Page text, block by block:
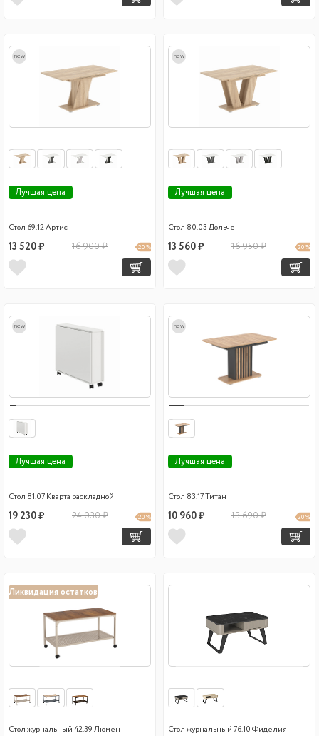
new
Лучшая цена
Стол 69.12 Артис
13 520 ₽ 16 900 ₽ 20 %
new
Лучшая цена
Стол 80.03 Дольче
13 560 ₽ 16 950 ₽ 20 %
new
Лучшая цена
Стол 81.07 Кварта раскладной
19 230 ₽ 24 030 ₽ 20 %
new
Лучшая цена
Стол 83.17 Титан
10 960 ₽ 13 690 ₽ 20 %
Ликвидация остатков
Стол журнальный 42.39 Люмен Стол журнальный 76.10 Фиделия